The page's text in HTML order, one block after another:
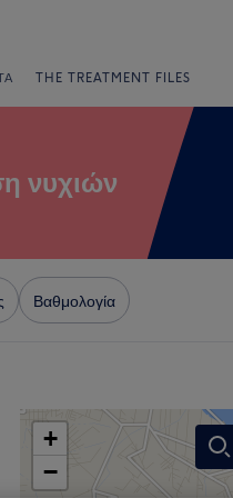
THE TREATMENT FILES
νυχιών
Βαθμολογία
+
−